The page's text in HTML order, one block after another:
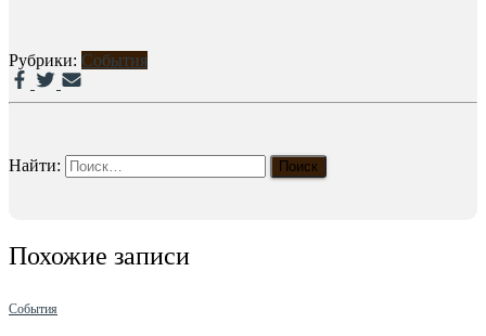
Рубрики: События
Найти:
Похожие записи
События